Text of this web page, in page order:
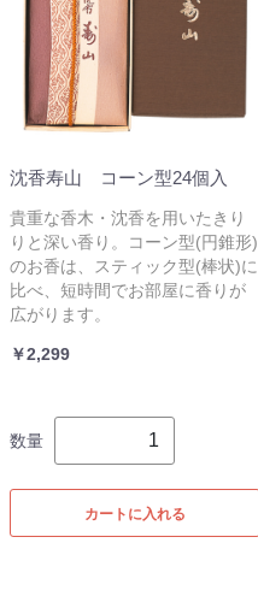
沈香寿山 コーン型24個入
貴重な香木・沈香を用いたきり
りと深い香り。コーン型(円錐形)
のお香は、スティック型(棒状)に
比べ、短時間でお部屋に香りが
広がります。
￥2,299
数量
カートに入れる